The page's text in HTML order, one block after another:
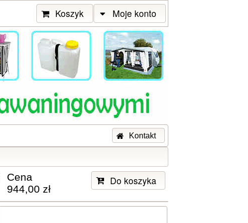
Koszyk Moje konto
Kontakt
Cena
944,00 zł
Do koszyka